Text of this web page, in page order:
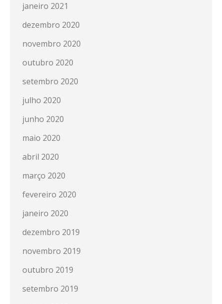
janeiro 2021
dezembro 2020
novembro 2020
outubro 2020
setembro 2020
julho 2020
junho 2020
maio 2020
abril 2020
março 2020
fevereiro 2020
janeiro 2020
dezembro 2019
novembro 2019
outubro 2019
setembro 2019